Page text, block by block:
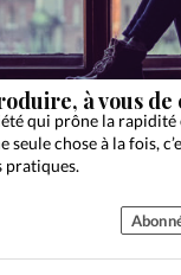
à vous
qui prône la
seule chose à la fois,
pratiques.